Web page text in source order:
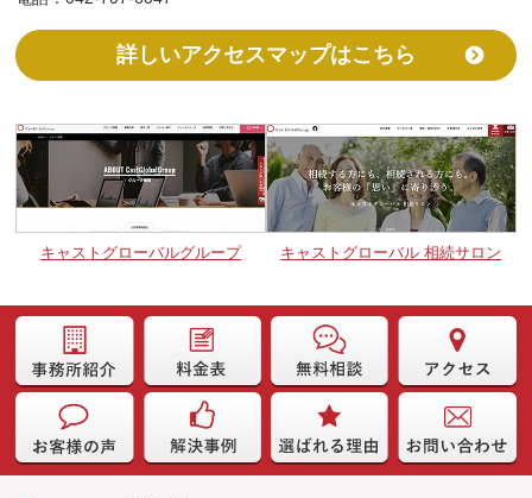
詳しいアクセスマップはこちら
キャストグローバルグループ キャストグローバル 相続サロン